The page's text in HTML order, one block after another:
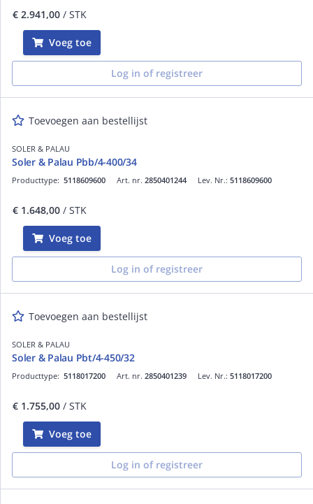
€ 2.941,00 / STK
Voeg toe
Log in of registreer
Toevoegen aan bestellijst
SOLER & PALAU
Soler & Palau Pbb/4-400/34
Art. nr. 2850401244
Producttype: 5118609600 Lev. Nr.: 5118609600
€ 1.648,00 / STK
Voeg toe
Log in of registreer
Toevoegen aan bestellijst
SOLER & PALAU
Soler & Palau Pbt/4-450/32
Art. nr. 2850401239
Producttype: 5118017200 Lev. Nr.: 5118017200
€ 1.755,00 / STK
Voeg toe
Log in of registreer